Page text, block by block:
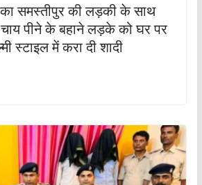
का समस्तीपुर की लड़की के साथ
पीने के बहाने लड़के को घर पर
स्टाइल में करा दी शादी